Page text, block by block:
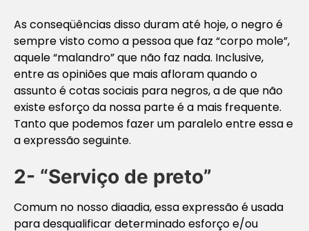
As conseqüências disso duram até hoje, o negro é
sempre visto como a pessoa que faz “corpo mole”,
aquele “malandro” que não faz nada. Inclusive,
entre as opiniões que mais afloram quando o
assunto é cotas sociais para negros, a de que não
existe esforço da nossa parte é a mais frequente.
Tanto que podemos fazer um paralelo entre essa e
a expressão seguinte.
2- “Serviço de preto”
Comum no nosso diaadia, essa expressão é usada
para desqualificar determinado esforço e/ou